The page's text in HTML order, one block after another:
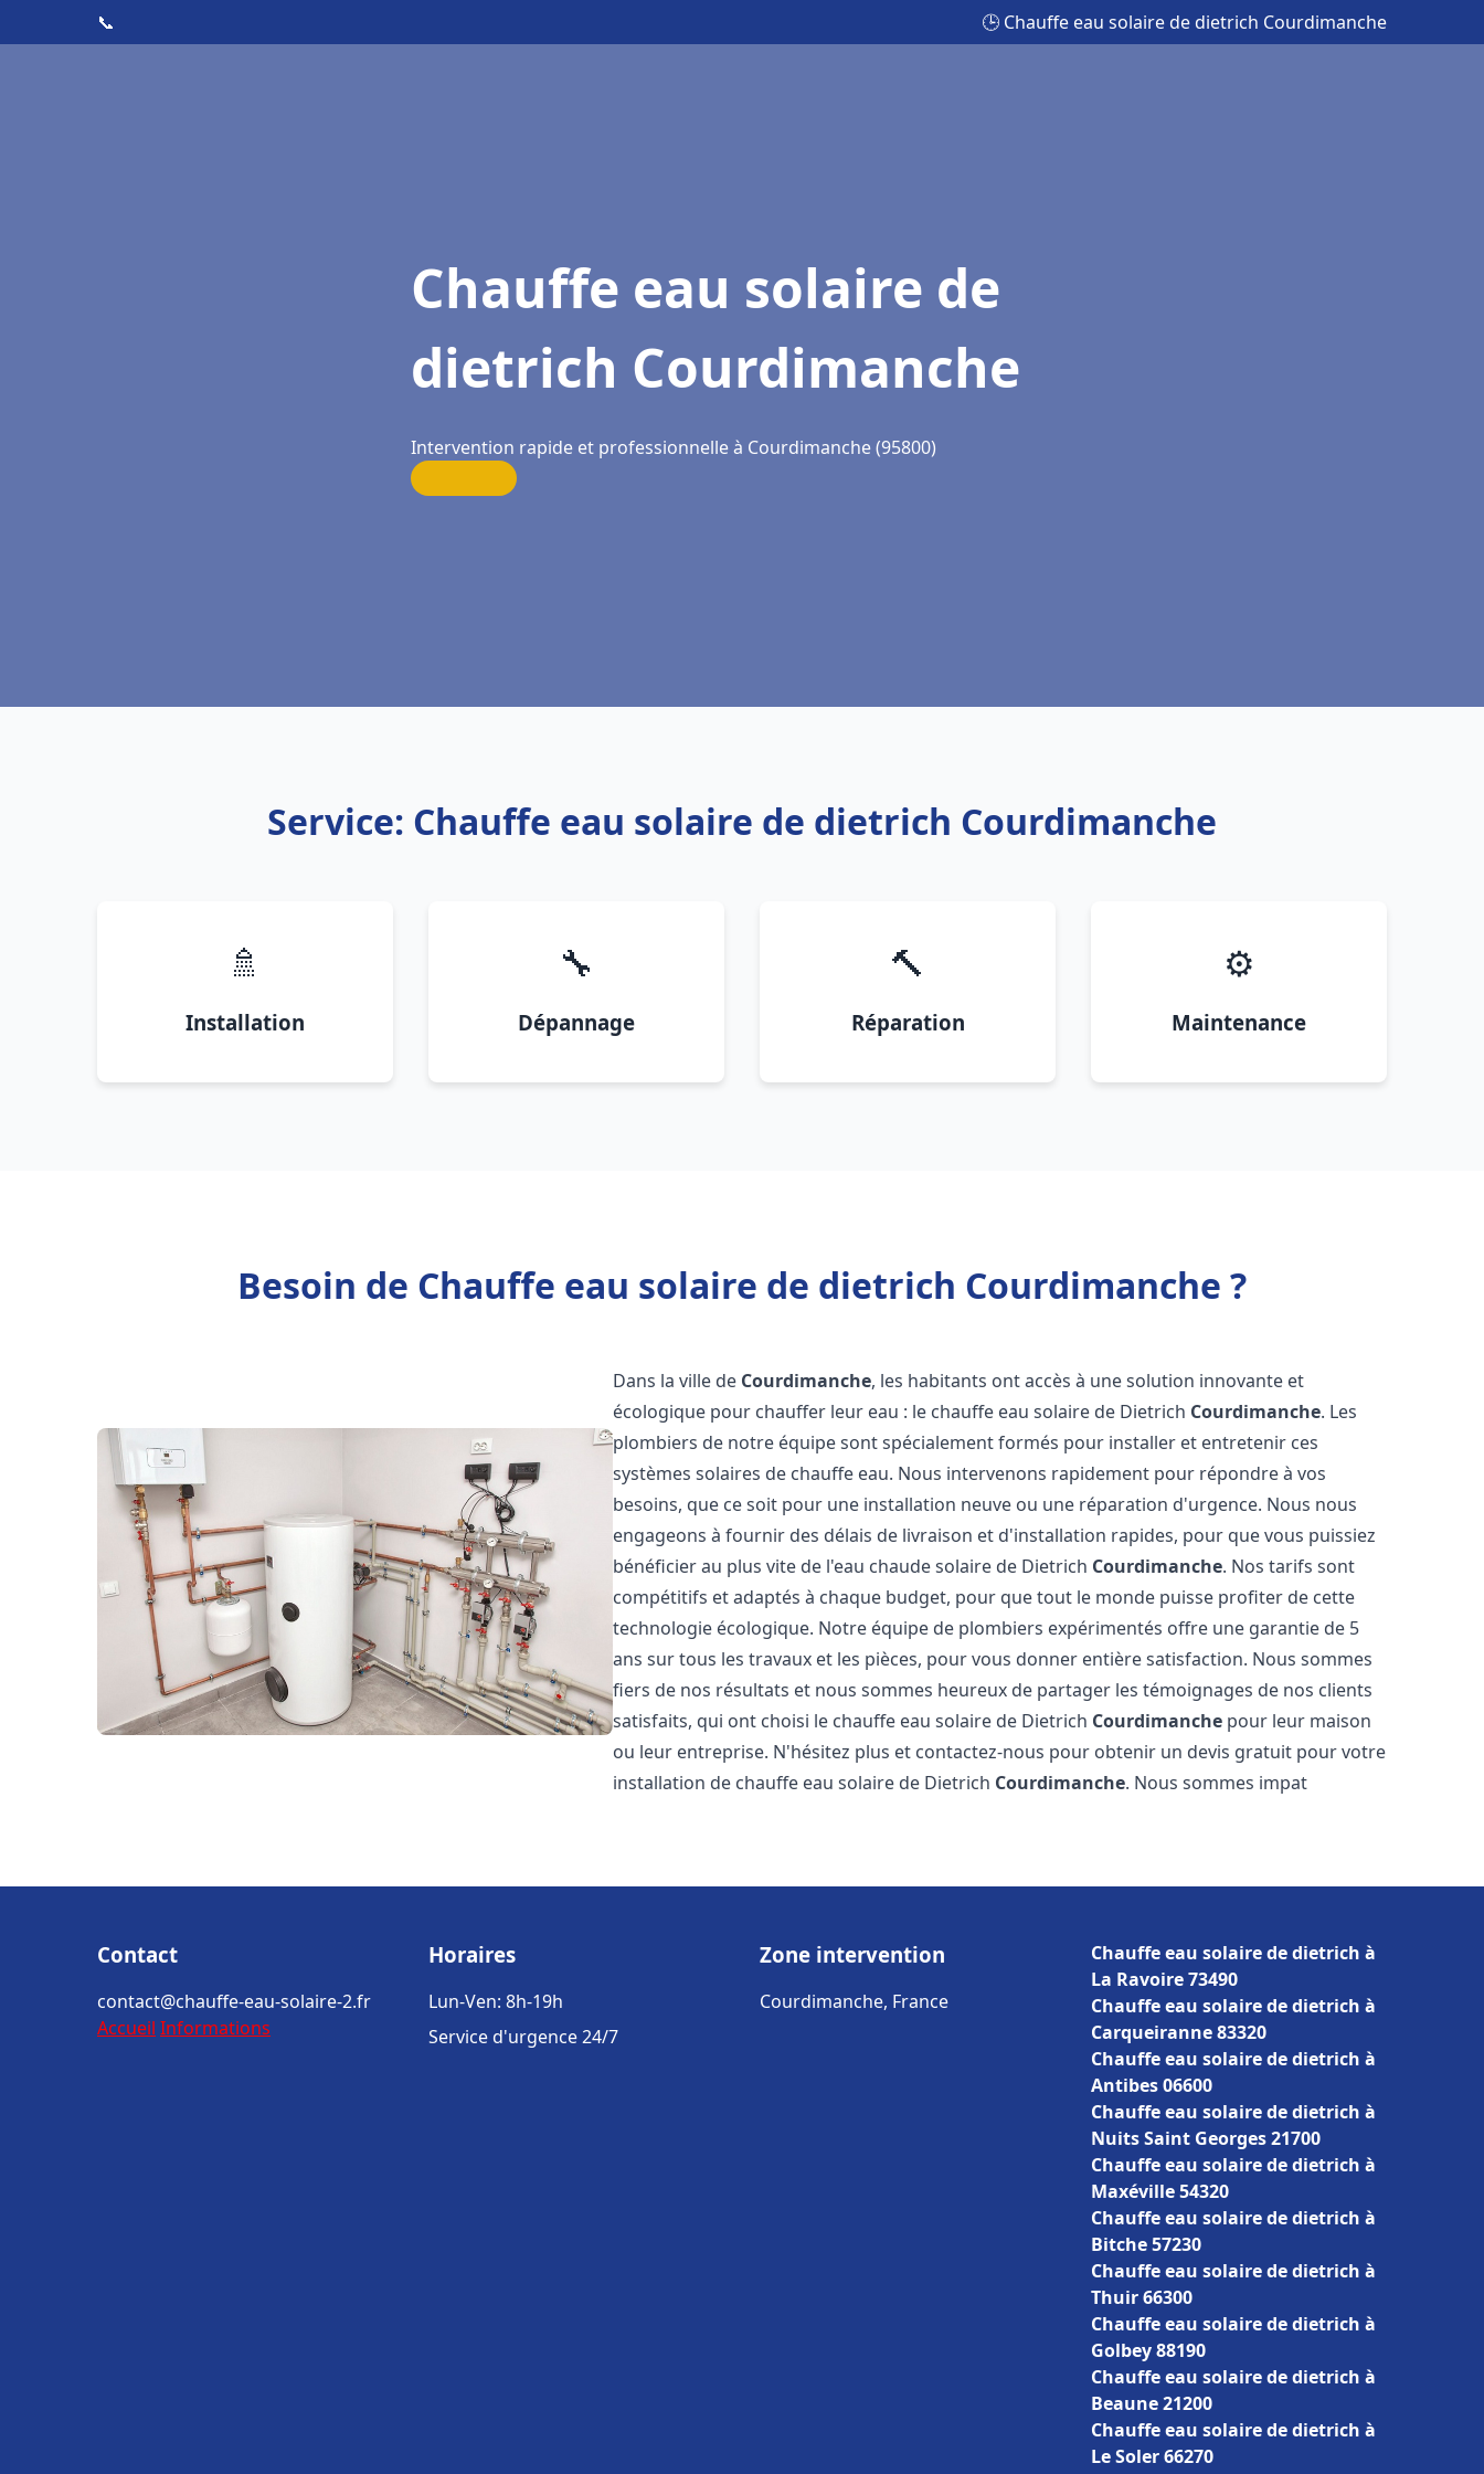
📞 🕒 Chauffe eau solaire de dietrich Courdimanche
Chauffe eau solaire de
dietrich Courdimanche
Intervention rapide et professionnelle à Courdimanche (95800)
Service: Chauffe eau solaire de dietrich Courdimanche
🚿
Installation
🔧
Dépannage
🔨
Réparation
⚙️
Maintenance
Besoin de Chauffe eau solaire de dietrich Courdimanche ?
Dans la ville de Courdimanche, les habitants ont accès à une solution innovante et
écologique pour chauffer leur eau : le chauffe eau solaire de Dietrich Courdimanche. Les
plombiers de notre équipe sont spécialement formés pour installer et entretenir ces
systèmes solaires de chauffe eau. Nous intervenons rapidement pour répondre à vos
besoins, que ce soit pour une installation neuve ou une réparation d'urgence. Nous nous
engageons à fournir des délais de livraison et d'installation rapides, pour que vous puissiez
bénéficier au plus vite de l'eau chaude solaire de Dietrich Courdimanche. Nos tarifs sont
compétitifs et adaptés à chaque budget, pour que tout le monde puisse profiter de cette
technologie écologique. Notre équipe de plombiers expérimentés offre une garantie de 5
ans sur tous les travaux et les pièces, pour vous donner entière satisfaction. Nous sommes
fiers de nos résultats et nous sommes heureux de partager les témoignages de nos clients
satisfaits, qui ont choisi le chauffe eau solaire de Dietrich Courdimanche pour leur maison
ou leur entreprise. N'hésitez plus et contactez-nous pour obtenir un devis gratuit pour votre
installation de chauffe eau solaire de Dietrich Courdimanche. Nous sommes impat
Contact
contact@chauffe-eau-solaire-2.fr
Accueil Informations
Horaires
Lun-Ven: 8h-19h
Service d'urgence 24/7
Zone intervention
Courdimanche, France
Chauffe eau solaire de dietrich à
La Ravoire 73490
Chauffe eau solaire de dietrich à
Carqueiranne 83320
Chauffe eau solaire de dietrich à
Antibes 06600
Chauffe eau solaire de dietrich à
Nuits Saint Georges 21700
Chauffe eau solaire de dietrich à
Maxéville 54320
Chauffe eau solaire de dietrich à
Bitche 57230
Chauffe eau solaire de dietrich à
Thuir 66300
Chauffe eau solaire de dietrich à
Golbey 88190
Chauffe eau solaire de dietrich à
Beaune 21200
Chauffe eau solaire de dietrich à
Le Soler 66270